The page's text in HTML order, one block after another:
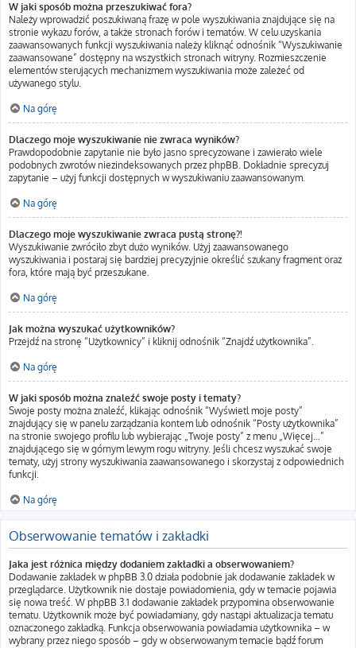
W jaki sposób można przeszukiwać fora?
Należy wprowadzić poszukiwaną frazę w pole wyszukiwania znajdujące się na
stronie wykazu forów, a także stronach forów i tematów. W celu uzyskania
zaawansowanych funkcji wyszukiwania należy kliknąć odnośnik “Wyszukiwanie
zaawansowane” dostępny na wszystkich stronach witryny. Rozmieszczenie
elementów sterujących mechanizmem wyszukiwania może zależeć od
używanego stylu.
Na górę
Dlaczego moje wyszukiwanie nie zwraca wyników?
Prawdopodobnie zapytanie nie było jasno sprecyzowane i zawierało wiele
podobnych zwrotów niezindeksowanych przez phpBB. Dokładnie sprecyzuj
zapytanie – użyj funkcji dostępnych w wyszukiwaniu zaawansowanym.
Na górę
Dlaczego moje wyszukiwanie zwraca pustą stronę?!
Wyszukiwanie zwróciło zbyt dużo wyników. Użyj zaawansowanego
wyszukiwania i postaraj się bardziej precyzyjnie określić szukany fragment oraz
fora, które mają być przeszukane.
Na górę
Jak można wyszukać użytkowników?
Przejdź na stronę “Użytkownicy” i kliknij odnośnik “Znajdź użytkownika”.
Na górę
W jaki sposób można znaleźć swoje posty i tematy?
Swoje posty można znaleźć, klikając odnośnik “Wyświetl moje posty”
znajdujący się w panelu zarządzania kontem lub odnośnik “Posty użytkownika”
na stronie swojego profilu lub wybierając „Twoje posty” z menu „Więcej…”
znajdującego się w górnym lewym rogu witryny. Jeśli chcesz wyszukać swoje
tematy, użyj strony wyszukiwania zaawansowanego i skorzystaj z odpowiednich
funkcji.
Na górę
Obserwowanie tematów i zakładki
Jaka jest różnica między dodaniem zakładki a obserwowaniem?
Dodawanie zakładek w phpBB 3.0 działa podobnie jak dodawanie zakładek w
przeglądarce. Użytkownik nie dostaje powiadomienia, gdy w temacie pojawia
się nowa treść. W phpBB 3.1 dodawanie zakładek przypomina obserwowanie
tematu. Użytkownik może być powiadamiany, gdy nastąpi aktualizacja tematu
oznaczonego zakładką. Funkcja obserwowania powiadamia użytkownika – w
wybrany przez niego sposób – gdy w obserwowanym temacie bądź forum